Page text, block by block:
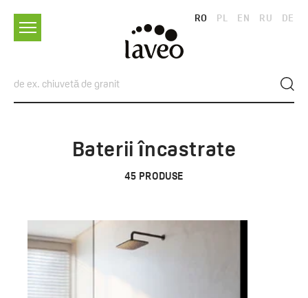
RO PL EN RU DE
Baterii încastrate
45 PRODUSE